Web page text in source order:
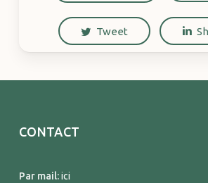
Tweet
CONTACT
Par mail:ici